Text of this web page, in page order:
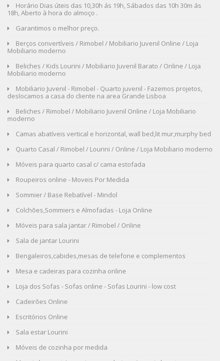
Horário Dias úteis das 10,30h ás 19h, Sábados das 10h 30m ás
18h, Aberto à hora do almoço .
Garantimos o melhor preço.
Berços convertíveis / Rimobel / Mobiliario Juvenil Online / Loja
Mobiliario moderno
Beliches / Kids Lourini / Mobiliario Juvenil Barato / Online / Loja
Mobiliario moderno
Mobiliario Juvenil - Rimobel - Quarto juvenil - Fazemos projetos,
deslocamos a casa do cliente na area Grande Lisboa
Beliches / Rimobel / Mobiliario Juvenil Online / Loja Mobiliario
moderno
Camas abatíveis vertical e horizontal, wall bed,lit mur,murphy bed
Quarto Casal / Rimobel / Lourini / Online / Loja Mobiliario moderno
Móveis para quarto casal c/ cama estofada
Roupeiros online - Moveis Por Medida
Sommier / Base Rebatível - Mindol
Colchões,Sommiers e Almofadas - Loja Online
Móveis para sala jantar / Rimobel / Online
Sala de jantar Lourini
Bengaleiros,cabides,mesas de telefone e complementos
Mesa e cadeiras para cozinha online
Loja dos Sofas - Sofas online - Sofas Lourini - low cost
Cadeirões Online
Escritórios Online
Sala estar Lourini
Móveis de cozinha por medida